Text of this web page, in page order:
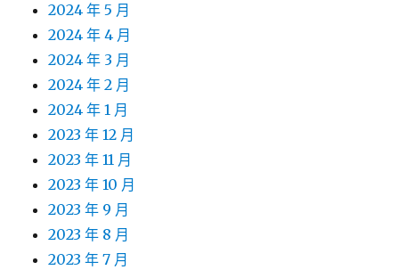
2024 年 5 月
2024 年 4 月
2024 年 3 月
2024 年 2 月
2024 年 1 月
2023 年 12 月
2023 年 11 月
2023 年 10 月
2023 年 9 月
2023 年 8 月
2023 年 7 月